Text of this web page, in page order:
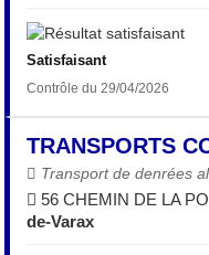
Satisfaisant
Contrôle du 29/04/2026
TRANSPORTS
Transport de denrées
56 CHEMIN DE LA
de-Varax